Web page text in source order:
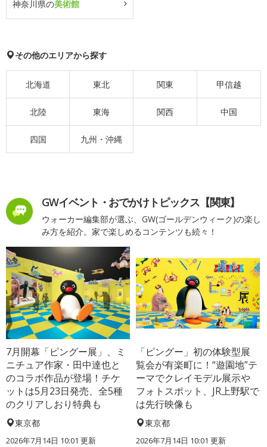
神奈川県の美術館
その他のエリアから探す
北海道 東北 関東 甲信越
北陸 東海 関西 中国
四国 九州・沖縄
GWイベント・おでかけトピックス【関東】
ウォーカー編集部が選ぶ、GW(ゴールデンウィーク)の楽し
み方を紹介。家で楽しめるコンテンツも続々！
7月開幕「ピングー展」、ミ
ニチュア作家・田中達也と
のコラボ作品が登場！チケ
ットは5月23日発売、全5種
のクリアしおり特典も
東京都
2026年7月14日 10:01 更新
「ピングー」初の体験型展
覧会が有楽町に！“遊園地”テ
ーマでクレイモデル展示や
フォトスポット、JR上野駅で
は先行映像も
東京都
2026年7月14日 10:01 更新